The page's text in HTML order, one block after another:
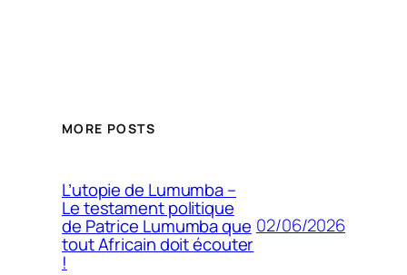
MORE POSTS
L’utopie de Lumumba –
Le testament politique
de Patrice Lumumba que
tout Africain doit écouter
!
02/06/2026